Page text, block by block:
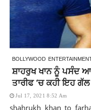
BOLLYWOOD
ਸ਼ਾਹਰੁਖ ਖਾਨ ਨੂੰ ਪਸੰਦ
ਤਾਰੀਫ ‘ਚ ਕਹੀ ਇਹ ਗੱਲ
Jul 17, 2021 8:52 Am
shahrukh khan to